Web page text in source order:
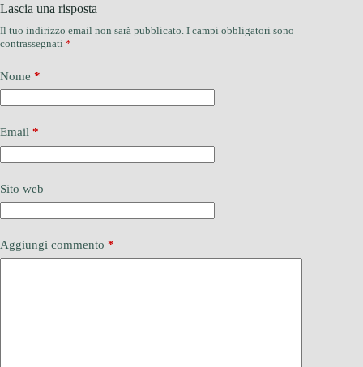
Lascia una risposta
Il tuo indirizzo email non sarà pubblicato. I campi obbligatori sono
contrassegnati *
Nome *
Email *
Sito web
Aggiungi commento *